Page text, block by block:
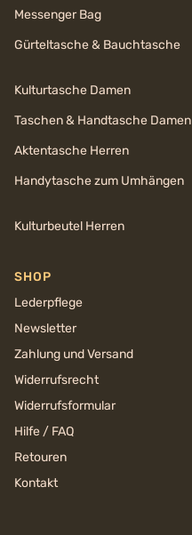
Messenger Bag
Gürteltasche & Bauchtasche
Kulturtasche Damen
Taschen & Handtasche Damen
Aktentasche Herren
Handytasche zum Umhängen
Kulturbeutel Herren
SHOP
Lederpflege
Newsletter
Zahlung und Versand
Widerrufsrecht
Widerrufsformular
Hilfe / FAQ
Retouren
Kontakt